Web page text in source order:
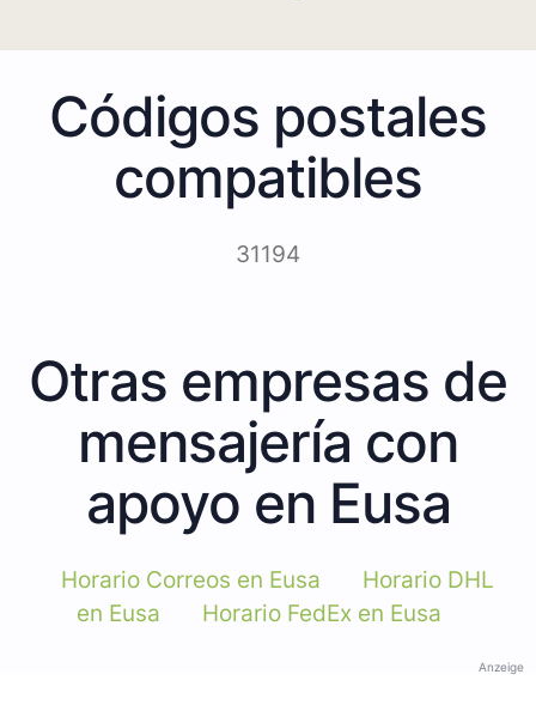
Códigos postales
compatibles
31194
Otras empresas de
mensajería con
apoyo en Eusa
Horario Correos en Eusa
Horario DHL
en Eusa
Horario FedEx en Eusa
Anzeige